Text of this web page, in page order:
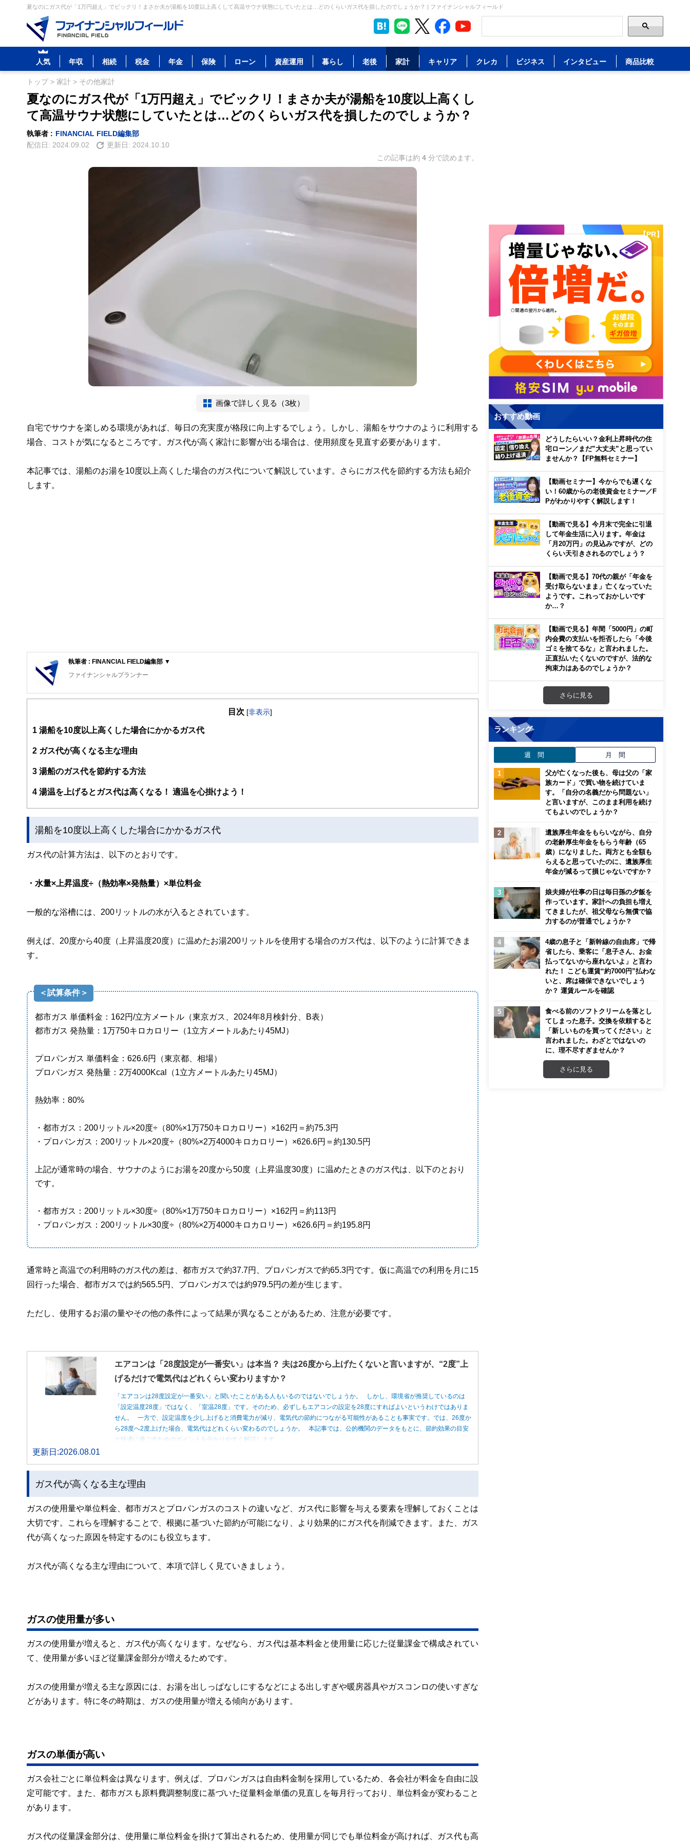
夏なのにガス代が「1万円超え」でビックリ！まさか夫が湯船を10度以上高くして高温サウナ状態にしていたとは…どのくらいガス代を損したのでしょうか？ | ファイナンシャルフィールド
人気 年収 相続 税金 年金 保険 ローン 資産運用 暮らし 老後 家計 キャリア クレカ ビジネス インタビュー 商品比較
トップ> 家計 > その他家計
夏なのにガス代が「1万円超え」でビックリ！まさか夫が湯船を10度以上高くし
て高温サウナ状態にしていたとは…どのくらいガス代を損したのでしょうか？
執筆者 : FINANCIAL FIELD編集部
配信日: 2024.09.02 更新日: 2024.10.10
この記事は約 4 分で読めます。
画像で詳しく見る（3枚）
自宅でサウナを楽しめる環境があれば、毎日の充実度が格段に向上するでしょう。しかし、湯船をサウナのように利用する
場合、コストが気になるところです。ガス代が高く家計に影響が出る場合は、使用頻度を見直す必要があります。
本記事では、湯船のお湯を10度以上高くした場合のガス代について解説しています。さらにガス代を節約する方法も紹介
します。
執筆者 : FINANCIAL FIELD編集部 ▼
ファイナンシャルプランナー
FinancialField編集部は、金融、経済に関する記事を、日々の暮らしにどのような影響を与えるかという視点で、お金の知識がない方でも理解でき
案から記事掲載まですべての工程に関わることで、読者目線のコンテンツを追求しています。
FinancialFieldの特徴は、ファイナンシャルプランナー、弁護士、税理士、宅地建物取引士、相続診断士、住宅ローンアドバイザー、DCプランナ
ー、公認会計士、社会保険労務士、行政書士、投資アナリスト、キャリアコンサルタントなど150名以上の有資格者を執筆者・監修者として迎
と、読み応えのあるコンテンツと確かな情報発信を実現しています。
私たちは、快適でより良い生活のアイデアを提供するお金のコンシェルジュを目指します。
目次 [非表示]
1 湯船を10度以上高くした場合にかかるガス代
2 ガス代が高くなる主な理由
3 湯船のガス代を節約する方法
4 湯温を上げるとガス代は高くなる！ 適温を心掛けよう！
湯船を10度以上高くした場合にかかるガス代
ガス代の計算方法は、以下のとおりです。
・水量×上昇温度÷（熱効率×発熱量）×単位料金
一般的な浴槽には、200リットルの水が入るとされています。
例えば、20度から40度（上昇温度20度）に温めたお湯200リットルを使用する場合のガス代は、以下のように計算できま
す。
＜試算条件＞
都市ガス 単価料金：162円/立方メートル（東京ガス、2024年8月検針分、B表）
都市ガス 発熱量：1万750キロカロリー（1立方メートルあたり45MJ）
プロパンガス 単価料金：626.6円（東京都、相場）
プロパンガス 発熱量：2万4000Kcal（1立方メートルあたり45MJ）
熱効率：80%
・都市ガス：200リットル×20度÷（80%×1万750キロカロリー）×162円＝約75.3円
・プロパンガス：200リットル×20度÷（80%×2万4000キロカロリー）×626.6円＝約130.5円
上記が通常時の場合、サウナのようにお湯を20度から50度（上昇温度30度）に温めたときのガス代は、以下のとおり
です。
・都市ガス：200リットル×30度÷（80%×1万750キロカロリー）×162円＝約113円
・プロパンガス：200リットル×30度÷（80%×2万4000キロカロリー）×626.6円＝約195.8円
通常時と高温での利用時のガス代の差は、都市ガスで約37.7円、プロパンガスで約65.3円です。仮に高温での利用を月に15
回行った場合、都市ガスでは約565.5円、プロパンガスでは約979.5円の差が生じます。
ただし、使用するお湯の量やその他の条件によって結果が異なることがあるため、注意が必要です。
エアコンは「28度設定が一番安い」は本当？ 夫は26度から上げたくないと言いますが、“2度”上
げるだけで電気代はどれくらい変わりますか？
「エアコンは28度設定が一番安い」と聞いたことがある人もいるのではないでしょうか。 しかし、環境省が推奨しているのは
「設定温度28度」ではなく、「室温28度」です。そのため、必ずしもエアコンの設定を28度にすればよいというわけではありま
せん。 一方で、設定温度を少し上げると消費電力が減り、電気代の節約につながる可能性があることも事実です。では、26度か
ら28度へ2度上げた場合、電気代はどれくらい変わるのでしょうか。 本記事では、公的機関のデータをもとに、節約効果の目安
と快適に過ごすためのポイントを分かりやすく解説します。
更新日:2026.08.01
ガス代が高くなる主な理由
ガスの使用量や単位料金、都市ガスとプロパンガスのコストの違いなど、ガス代に影響を与える要素を理解しておくことは
大切です。これらを理解することで、根拠に基づいた節約が可能になり、より効果的にガス代を削減できます。また、ガス
代が高くなった原因を特定するのにも役立ちます。
ガス代が高くなる主な理由について、本項で詳しく見ていきましょう。
ガスの使用量が多い
ガスの使用量が増えると、ガス代が高くなります。なぜなら、ガス代は基本料金と使用量に応じた従量課金で構成されてい
て、使用量が多いほど従量課金部分が増えるためです。
ガスの使用量が増える主な原因には、お湯を出しっぱなしにするなどによる出しすぎや暖房器具やガスコンロの使いすぎな
どがあります。特に冬の時期は、ガスの使用量が増える傾向があります。
ガスの単価が高い
ガス会社ごとに単位料金は異なります。例えば、プロパンガスは自由料金制を採用しているため、各会社が料金を自由に設
定可能です。また、都市ガスも原料費調整制度に基づいた従量料金単価の見直しを毎月行っており、単位料金が変わること
があります。
ガス代の従量課金部分は、使用量に単位料金を掛けて算出されるため、使用量が同じでも単位料金が高ければ、ガス代も高
【PR】
おすすめ動画
どうしたらいい？金利上昇時代の住
宅ローン／まだ”大丈夫”と思ってい
ませんか？【FP無料セミナー】
【動画セミナー】今からでも遅くな
い！60歳からの老後資金セミナー／F
Pがわかりやすく解説します！
【動画で見る】今月末で完全に引退
して年金生活に入ります。年金は
「月20万円」の見込みですが、どの
くらい天引きされるのでしょう？
【動画で見る】70代の親が「年金を
受け取らないまま」亡くなっていた
ようです。これっておかしいです
か…？
【動画で見る】年間「5000円」の町
内会費の支払いを拒否したら「今後
ゴミを捨てるな」と言われました。
正直払いたくないのですが、法的な
拘束力はあるのでしょうか？
さらに見る
ランキング
週 間 月 間
父が亡くなった後も、母は父の「家
族カード」で買い物を続けていま
す。「自分の名義だから問題ない」
と言いますが、このまま利用を続け
てもよいのでしょうか？
遺族厚生年金をもらいながら、自分
の老齢厚生年金をもらう年齢（65
歳）になりました。両方とも全額も
らえると思っていたのに、遺族厚生
年金が減るって損じゃないですか？
娘夫婦が仕事の日は毎日孫の夕飯を
作っています。家計への負担も増え
てきましたが、祖父母なら無償で協
力するのが普通でしょうか？
4歳の息子と「新幹線の自由席」で帰
省したら、乗客に「息子さん、お金
払ってないから座れないよ」と言わ
れた！ こども運賃“約7000円”払わな
いと、席は確保できないでしょう
か？ 運賃ルールを確認
食べる前のソフトクリームを落とし
てしまった息子。交換を依頼すると
「新しいものを買ってください」と
言われました。わざとではないの
に、理不尽すぎませんか？
さらに見る